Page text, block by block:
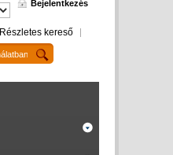
Bejelentkezés
Részletes kereső